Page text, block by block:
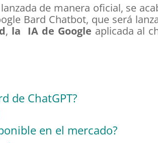
de manera oficial, se
Bard Chatbot, que será
, la IA de Google aplicada al
de ChatGPT?
en el mercado?